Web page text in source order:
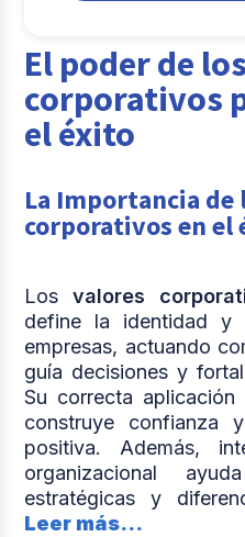
2.Construyendo una
consciente
3.De los valores a la
Comparte
El poder de
corporativos
el éxito
La Importancia de
corporativos en
Losvalores
define la identidad y
empresas, actuando
guía decisiones y
Su correcta aplicación
construye confianza
positiva. Además,
organizacional
estratégicas y
Leer más...